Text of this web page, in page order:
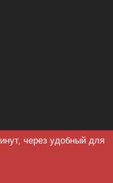
через удобный для